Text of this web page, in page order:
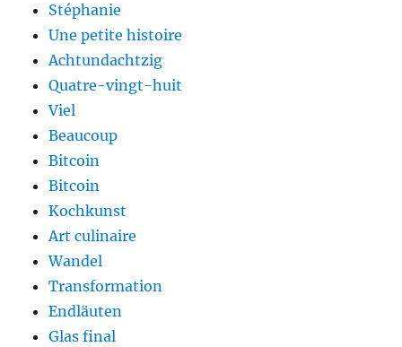
Stéphanie
Une petite histoire
Achtundachtzig
Quatre-vingt-huit
Viel
Beaucoup
Bitcoin
Bitcoin
Kochkunst
Art culinaire
Wandel
Transformation
Endläuten
Glas final